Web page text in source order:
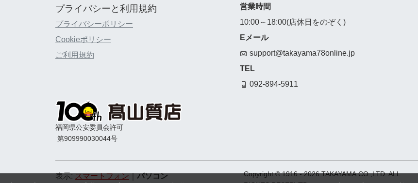
プライバシーと利用規約
プライバシーポリシー
Cookieポリシー
ご利用規約
営業時間
10:00～18:00(店休日をのぞく)
Eメール
support@takayama78online.jp
TEL
092-894-5911
福岡県公安委員会許可
第909990030044号
Copyright © 1916- 2026 TAKAYAMA.CO.,LTD. ALL
表示:スマートフォン｜パソコン